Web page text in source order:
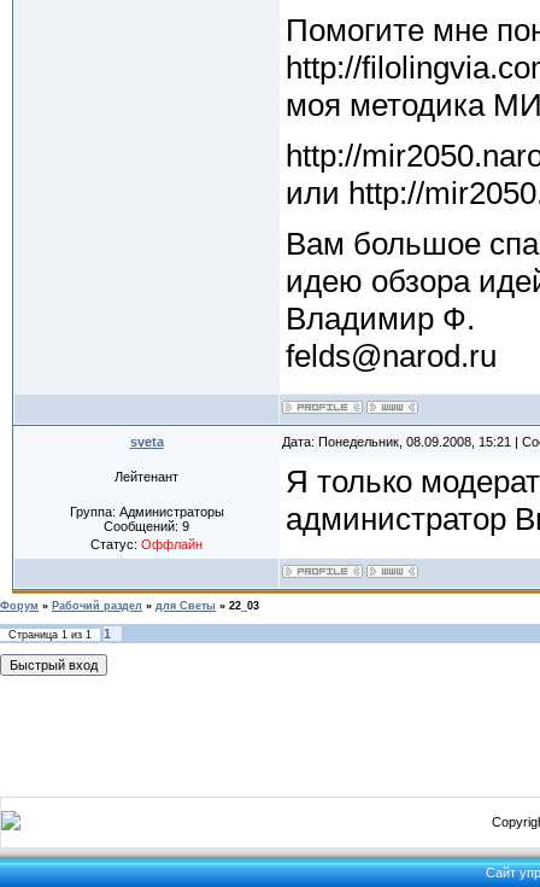
Помогите мне
http://
моя методика
http://
или http://
Вам большое
идею обзора
Владимир Ф.
felds@narod.ru
sveta Дата: Понедельник, 08.09.2008, 15:21 |
Лейтенант
Группа: Администраторы
Сообщений: 9
Статус: Оффлайн
Я только
администратор
Форум » Рабочий раздел » для Светы » 22_03
Страница 1 из 1 1
Сайт